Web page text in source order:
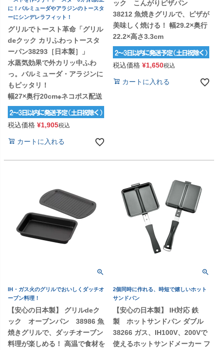
に！バルミューダやアラジンのトースタ
ーにシンデレラフィット！
グリルでトースト革命「グリル
deクック カリふわっトースタ
ーパン38293［日本製］」
水蒸気効果で外カリッ中ふわ
っ。バルミューダ・アラジンに
もピッタリ！
幅27×奥行20cm※ネコポス配送
税込価格 ¥1,905税込
カートに入れる
ック こんがりピザパン
38212 魚焼きグリルで、ピザが
美味しく焼ける！ 幅29.2×奥行
22.2×高さ3.3cm
税込価格 ¥1,650税込
カートに入れる
IH・ガス火のグリルでおいしくダッチオ
ーブン料理！
【安心の日本製】 グリルdeク
ック オーブンパン 38986 魚
焼きグリルで、ダッチオーブン
料理が楽しめる！ 高温で食材を
2個同時に作れる、時短で嬉しいホット
サンドパン
【安心の日本製】 IH対応 鉄
製 ホットサンドパン ダブル
38266 ガス、IH100V、200Vで
使えるホットサンドメーカー フ